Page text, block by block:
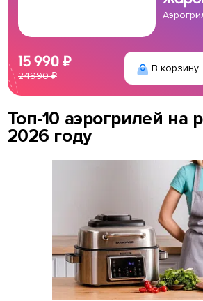
24990 ₽
15 990 ₽ В корзину
Топ-10 аэрогрилей на
2026 году